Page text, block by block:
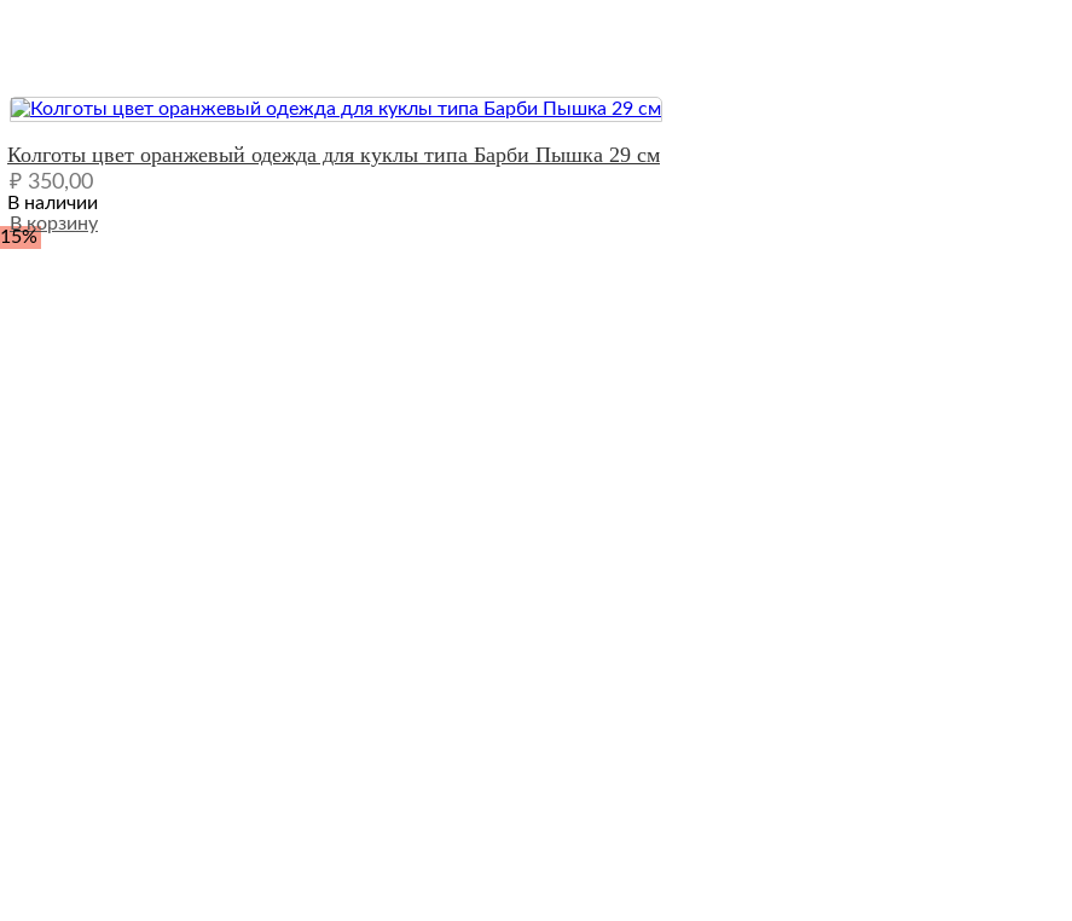
Колготы цвет оранжевый одежда для куклы типа Барби Пышка 29 см
₽ 350,00
В наличии
В корзину